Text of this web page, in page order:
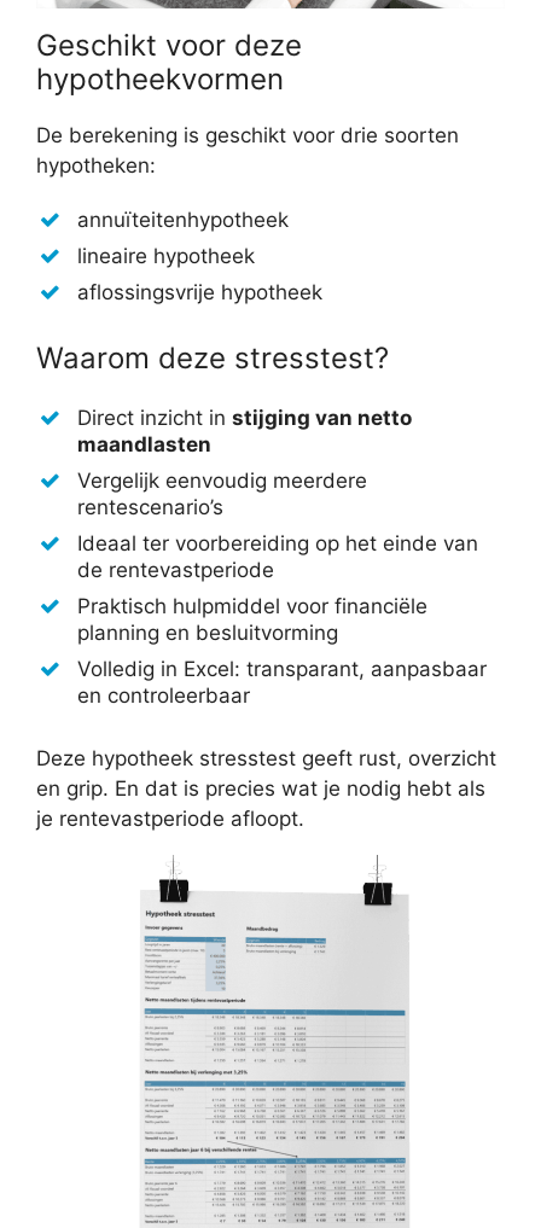
Geschikt voor deze
hypotheekvormen
De berekening is geschikt voor drie soorten
hypotheken:
annuïteitenhypotheek
lineaire hypotheek
aflossingsvrije hypotheek
Waarom deze stresstest?
Direct inzicht in stijging van netto
maandlasten
Vergelijk eenvoudig meerdere
rentescenario’s
Ideaal ter voorbereiding op het einde van
de rentevastperiode
Praktisch hulpmiddel voor financiële
planning en besluitvorming
Volledig in Excel: transparant, aanpasbaar
en controleerbaar
Deze hypotheek stresstest geeft rust, overzicht
en grip. En dat is precies wat je nodig hebt als
je rentevastperiode afloopt.